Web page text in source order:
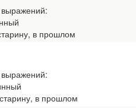
выражений:
в прошлом
выражений:
в прошлом